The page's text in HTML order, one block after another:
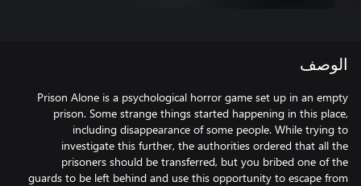
الوصف
Prison Alone is a psychological horror game set up in an empty
prison. Some strange things started happening in this place,
including disappearance of some people. While trying to
investigate this further, the authorities ordered that all the
prisoners should be transferred, but you bribed one of the
guards to be left behind and use this opportunity to escape from